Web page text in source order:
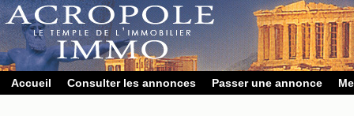
Accueil Consulter les annonces Passer une annonce